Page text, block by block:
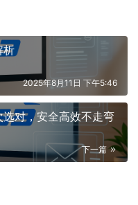
析
2025年8月11日 下午5:46
对，安全高效不走弯
下一篇